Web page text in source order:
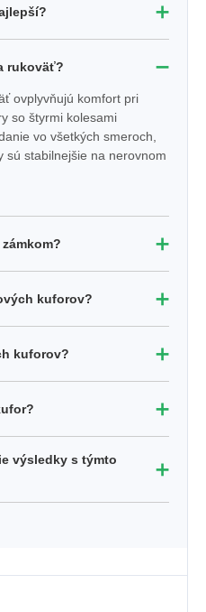
➕
rukoväť? ➖
ovplyvňujú komfort pri
so štyrmi kolesami
vo všetkých smeroch,
sú stabilnejšie na nerovnom
➕
kuforov? ➕
kuforov? ➕
➕
výsledky s týmto
➕